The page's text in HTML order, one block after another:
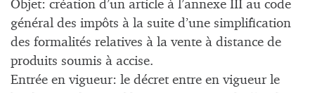
Objet: création d’un article à l’annexe III au code
général des impôts à la suite d’une simplification
des formalités relatives à la vente à distance de
produits soumis à accise.
Entrée en vigueur: le décret entre en vigueur le